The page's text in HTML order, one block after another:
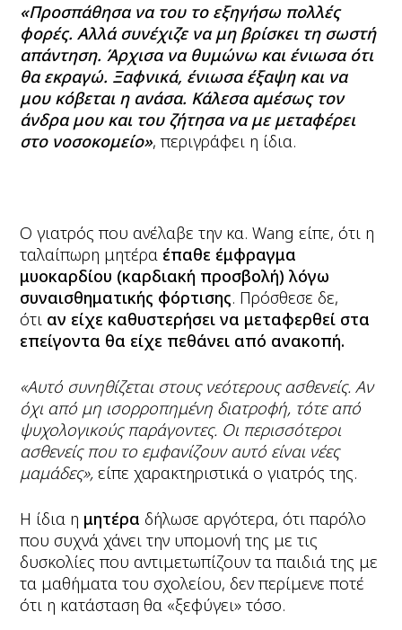
«Προσπάθησα να του το εξηγήσω πολλές
φορές. Αλλά συνέχιζε να μη βρίσκει τη σωστή
απάντηση. Άρχισα να θυμώνω και ένιωσα ότι
θα εκραγώ. Ξαφνικά, ένιωσα έξαψη και να
μου κόβεται η ανάσα. Κάλεσα αμέσως τον
άνδρα μου και του ζήτησα να με μεταφέρει
στο νοσοκομείο», περιγράφει η ίδια.
Ο γιατρός που ανέλαβε την κα. Wang είπε, ότι η
ταλαίπωρη μητέρα έπαθε έμφραγμα
μυοκαρδίου (καρδιακή προσβολή) λόγω
συναισθηματικής φόρτισης. Πρόσθεσε δε,
ότι αν είχε καθυστερήσει να μεταφερθεί στα
επείγοντα θα είχε πεθάνει από ανακοπή.
«Αυτό συνηθίζεται στους νεότερους ασθενείς. Αν
όχι από μη ισορροπημένη διατροφή, τότε από
ψυχολογικούς παράγοντες. Οι περισσότεροι
ασθενείς που το εμφανίζουν αυτό είναι νέες
μαμάδες», είπε χαρακτηριστικά ο γιατρός της.
Η ίδια η μητέρα δήλωσε αργότερα, ότι παρόλο
που συχνά χάνει την υπομονή της με τις
δυσκολίες που αντιμετωπίζουν τα παιδιά της με
τα μαθήματα του σχολείου, δεν περίμενε ποτέ
ότι η κατάσταση θα «ξεφύγει» τόσο.